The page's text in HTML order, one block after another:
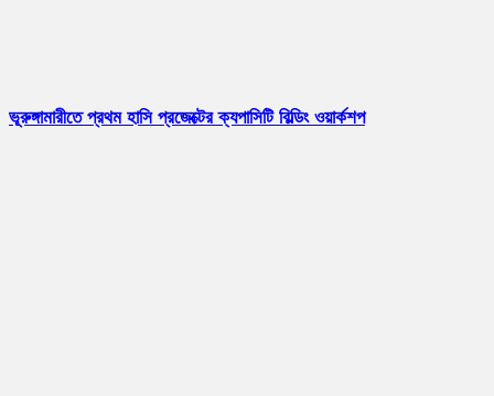
ভূরুঙ্গামারীতে প্রথম হাসি প্রজেক্টের ক্যপাসিটি বিল্ডিং ওয়ার্কশপ